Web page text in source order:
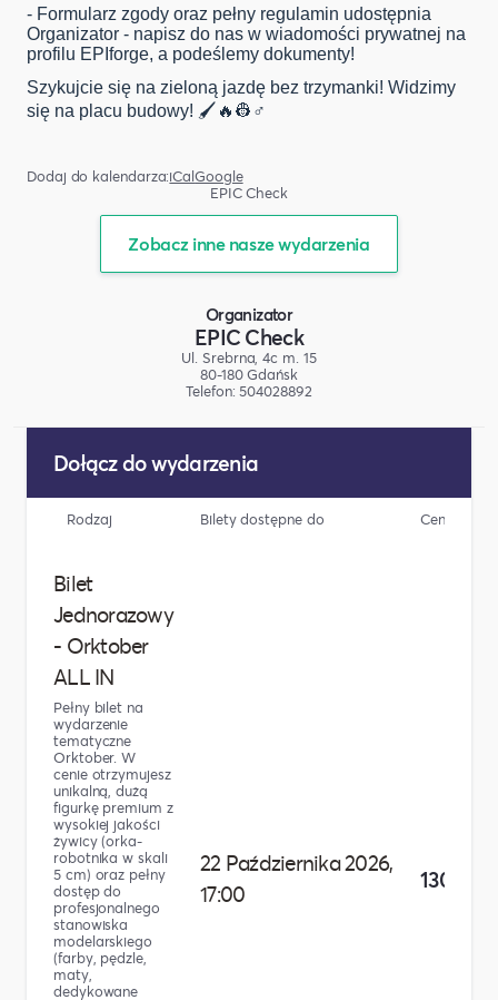
- Formularz zgody oraz pełny regulamin udostępnia
Organizator - napisz do nas w wiadomości prywatnej na
profilu EPIforge, a podeślemy dokumenty!
Szykujcie się na zieloną jazdę bez trzymanki! Widzimy
się na placu budowy! 🖌️🔥👷♂️
Dodaj do kalendarza:iCalGoogle
EPIC Check
Zobacz inne nasze wydarzenia
Organizator
EPIC Check
Ul. Srebrna, 4c m. 15
80-180 Gdańsk
Telefon: 504028892
Dołącz do wydarzenia
Rodzaj Bilety dostępne do Cena
Bilet
Jednorazowy
- Orktober
ALL IN
Pełny bilet na
wydarzenie
tematyczne
Orktober. W
cenie otrzymujesz
unikalną, dużą
figurkę premium z
wysokiej jakości
żywicy (orka-
robotnika w skali
5 cm) oraz pełny
dostęp do
profesjonalnego
stanowiska
modelarskiego
(farby, pędzle,
maty,
dedykowane
22 Października 2026,
17:00
130,00